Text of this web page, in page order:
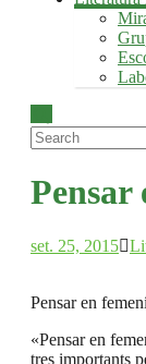
Pensar
set. 25, 2015
Pensar en
«Pensar en
tres importants